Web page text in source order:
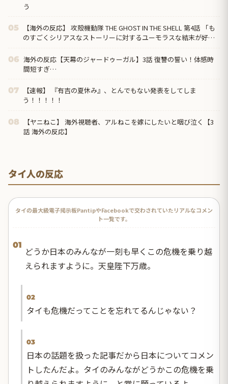
う
05
【海外の反応】 攻殻機動隊 THE GHOST IN THE SHELL 第4話 「も
のすごくシリアスなストーリーに対するユーモラスな結末が好
06 海外の反応【天幕のジャードゥーガル】3話 復讐の誓い！体感時
間短すぎ…
07
【速報】 『有吉の夏休み』、とんでもない発表をしてしま
う！！！！！
08
【ヤニねこ】 海外視聴者、アルねこを嫁にしたいと咽び泣く【3
話 海外の反応】
タイ人の反応
タイの最大級電子掲示板PantipやFacebookで交わされていたリアルなコメン
ト一覧です。
01
どうか日本のみんなが一刻も早くこの危機を乗り越
えられますように。天皇陛下万歳。
02
タイも危機だってことを忘れてるんじゃない？
03
日本の話題を扱った記事だから日本についてコメン
トしたんだよ。タイのみんながどうかこの危機を乗